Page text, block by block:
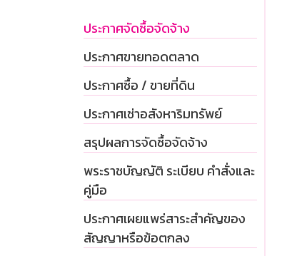
ประกาศจัดซื้อจัดจ้าง
ประกาศขายทอดตลาด
ประกาศซื้อ / ขายที่ดิน
ประกาศเช่าอสังหาริมทรัพย์
สรุปผลการจัดซื้อจัดจ้าง
พระราชบัญญัติ ระเบียบ คำสั่งและ
คู่มือ
ประกาศเผยแพร่สาระสำคัญของ
สัญญาหรือข้อตกลง